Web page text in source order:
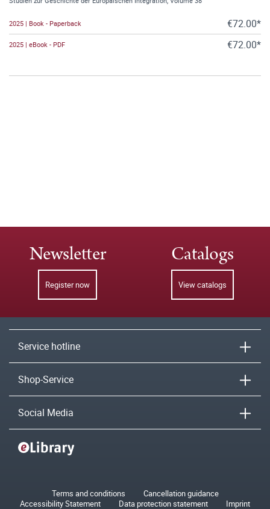
2025 | Book - Paperback €72.00*
2025 | eBook - PDF €72.00*
Newsletter
Register now
Catalogs
View catalogs
Service hotline
Shop-Service
Social Media
Terms and conditions
Cancellation guidance
Accessibility Statement
Data protection statement
Imprint